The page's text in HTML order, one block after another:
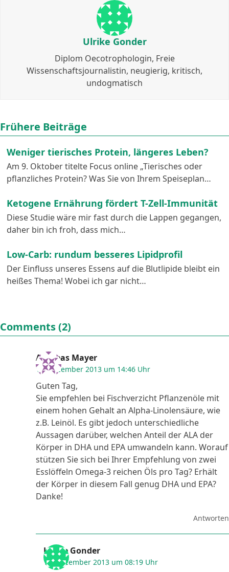
Ulrike Gonder
Diplom Oecotrophologin, Freie
Wissenschaftsjournalistin, neugierig, kritisch,
undogmatisch
Frühere Beiträge
Weniger tierisches Protein, längeres Leben?
Am 9. Oktober titelte Focus online „Tierisches oder
pflanzliches Protein? Was Sie von Ihrem Speiseplan…
Ketogene Ernährung fördert T-Zell-Immunität
Diese Studie wäre mir fast durch die Lappen gegangen,
daher bin ich froh, dass mich…
Low-Carb: rundum besseres Lipidprofil
Der Einfluss unseres Essens auf die Blutlipide bleibt ein
heißes Thema! Wobei ich gar nicht…
Comments (2)
Andreas Mayer
10. Dezember 2013 um 14:46 Uhr
Guten Tag,
Sie empfehlen bei Fischverzicht Pflanzenöle mit
einem hohen Gehalt an Alpha-Linolensäure, wie
z.B. Leinöl. Es gibt jedoch unterschiedliche
Aussagen darüber, welchen Anteil der ALA der
Körper in DHA und EPA umwandeln kann. Worauf
stützen Sie sich bei Ihrer Empfehlung von zwei
Esslöffeln Omega-3 reichen Öls pro Tag? Erhält
der Körper in diesem Fall genug DHA und EPA?
Danke!
Antworten
Ulrike Gonder
12. Dezember 2013 um 08:19 Uhr